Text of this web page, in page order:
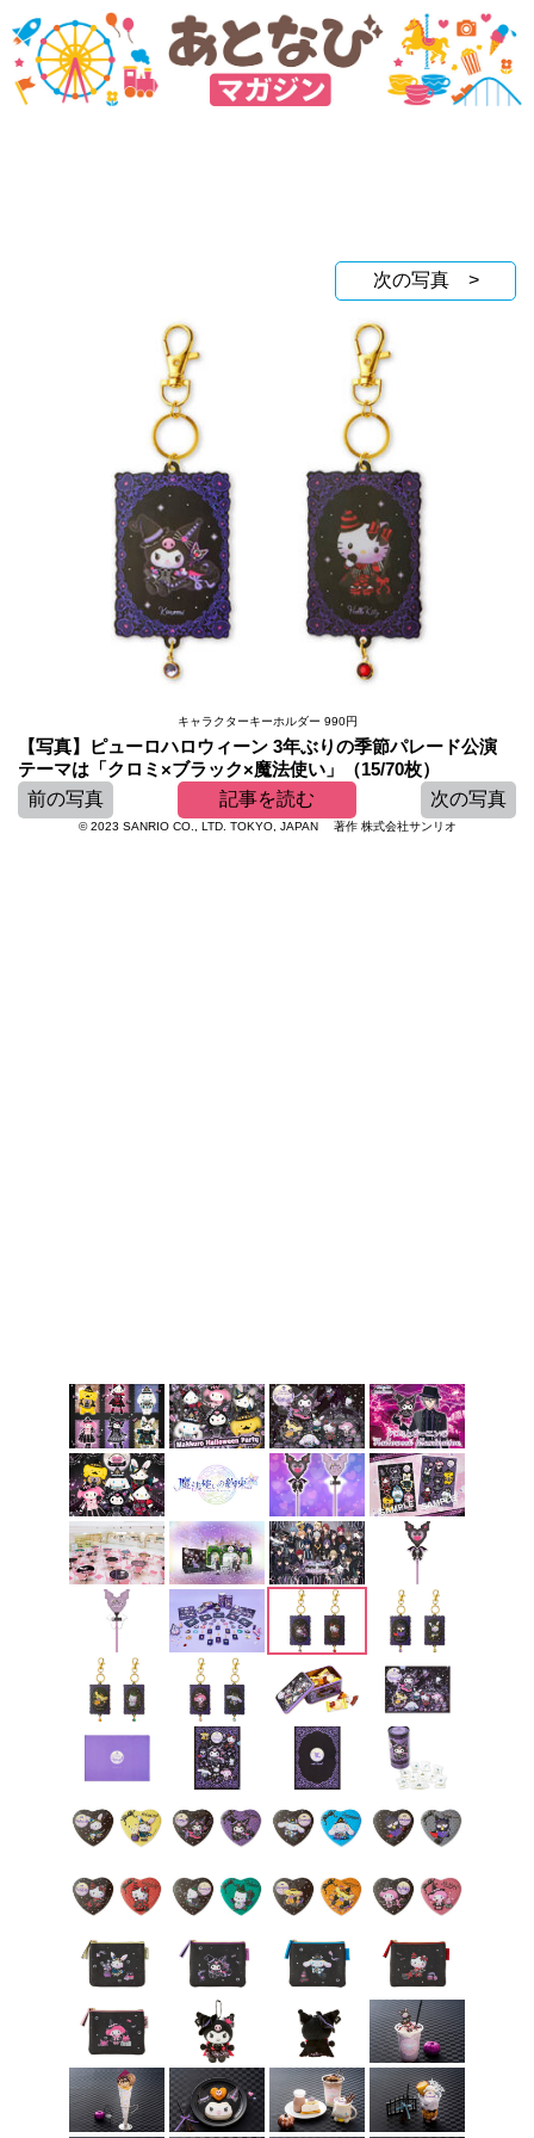
次の写真 >
キャラクターキーホルダー 990円
【写真】ピューロハロウィーン 3年ぶりの季節パレード公演
テーマは「クロミ×ブラック×魔法使い」（15/70枚）
前の写真
記事を読む 次の写真
© 2023 SANRIO CO., LTD. TOKYO, JAPAN 著作 株式会社サンリオ